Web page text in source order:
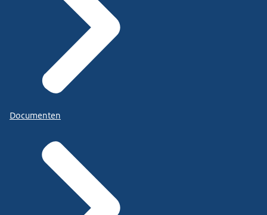
Documenten